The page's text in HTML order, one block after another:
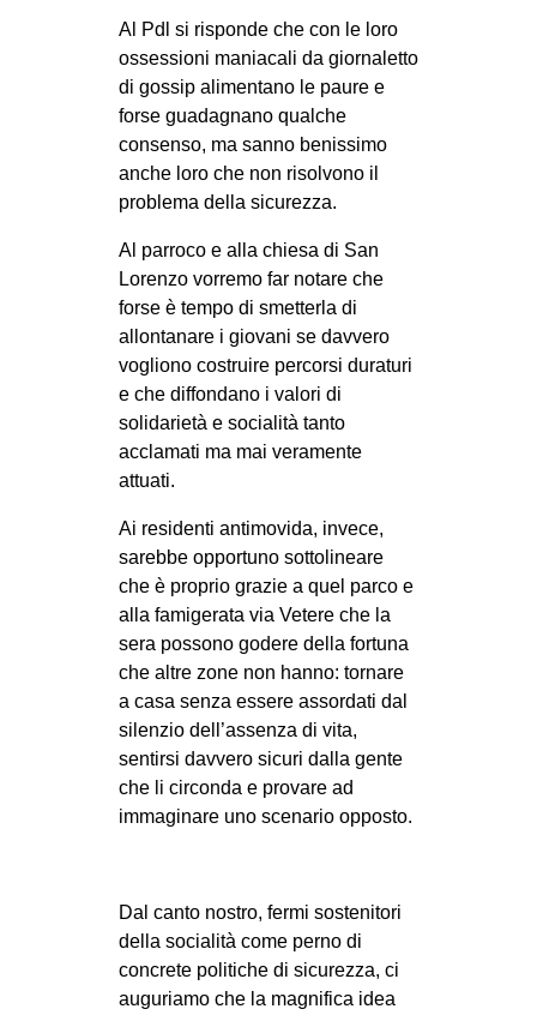
Al Pdl si risponde che con le loro
ossessioni maniacali da giornaletto
di gossip alimentano le paure e
forse guadagnano qualche
consenso, ma sanno benissimo
anche loro che non risolvono il
problema della sicurezza.
Al parroco e alla chiesa di San
Lorenzo vorremo far notare che
forse è tempo di smetterla di
allontanare i giovani se davvero
vogliono costruire percorsi duraturi
e che diffondano i valori di
solidarietà e socialità tanto
acclamati ma mai veramente
attuati.
Ai residenti antimovida, invece,
sarebbe opportuno sottolineare
che è proprio grazie a quel parco e
alla famigerata via Vetere che la
sera possono godere della fortuna
che altre zone non hanno: tornare
a casa senza essere assordati dal
silenzio dell’assenza di vita,
sentirsi davvero sicuri dalla gente
che li circonda e provare ad
immaginare uno scenario opposto.
Dal canto nostro, fermi sostenitori
della socialità come perno di
concrete politiche di sicurezza, ci
auguriamo che la magnifica idea